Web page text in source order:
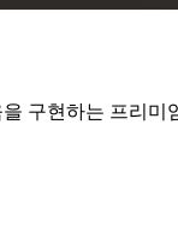
구현하는 프리미